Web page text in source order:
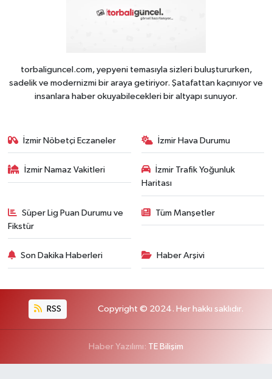
torbaliguncel.com, yepyeni temasıyla sizleri buluştururken,
sadelik ve modernizmi bir araya getiriyor. Şatafattan kaçınıyor ve
insanlara haber okuyabilecekleri bir altyapı sunuyor.
İzmir Nöbetçi Eczaneler İzmir Hava Durumu
İzmir Namaz Vakitleri
İzmir Trafik Yoğunluk
Haritası
Süper Lig Puan Durumu ve
Fikstür
Tüm Manşetler
Son Dakika Haberleri Haber Arşivi
RSS Copyright © 2024. Her hakkı saklıdır.
Haber Yazılımı: TE Bilişim